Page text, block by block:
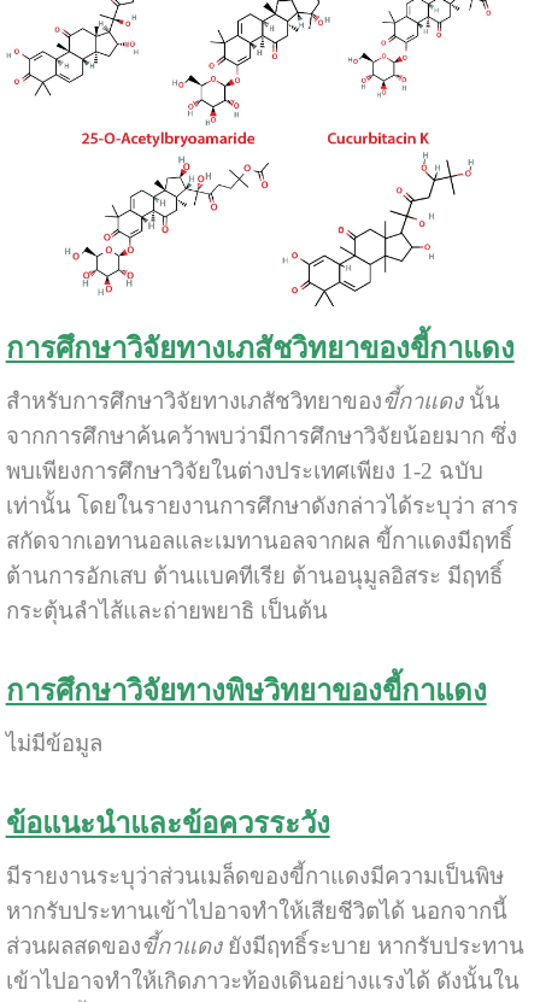
การศึกษาวิจัยทางเภสัชวิทยาของขี้กาแดง
สำหรับการศึกษาวิจัยทางเภสัชวิทยาของขี้กาแดงนั้น
จากการศึกษาค้นคว้าพบว่ามีการศึกษาวิจัยน้อยมาก ซึ่ง
พบเพียงการศึกษาวิจัยในต่างประเทศเพียง 1-2 ฉบับ
เท่านั้น โดยในรายงานการศึกษาดังกล่าวได้ระบุว่า สาร
สกัดจากเอทานอลและเมทานอลจากผล ขี้กาแดงมีฤทธิ์
ต้านการอักเสบ ต้านแบคทีเรีย ต้านอนุมูลอิสระ มีฤทธิ์
กระตุ้นลำไส้และถ่ายพยาธิ เป็นต้น
การศึกษาวิจัยทางพิษวิทยาของขี้กาแดง
ไม่มีข้อมูล
ข้อแนะนำและข้อควรระวัง
มีรายงานระบุว่าส่วนเมล็ดของขี้กาแดงมีความเป็นพิษ
หากรับประทานเข้าไปอาจทำให้เสียชีวิตได้ นอกจากนี้
ส่วนผลสดของขี้กาแดงยังมีฤทธิ์ระบาย หากรับประทาน
เข้าไปอาจทำให้เกิดภาวะท้องเดินอย่างแรงได้ ดังนั้นใน